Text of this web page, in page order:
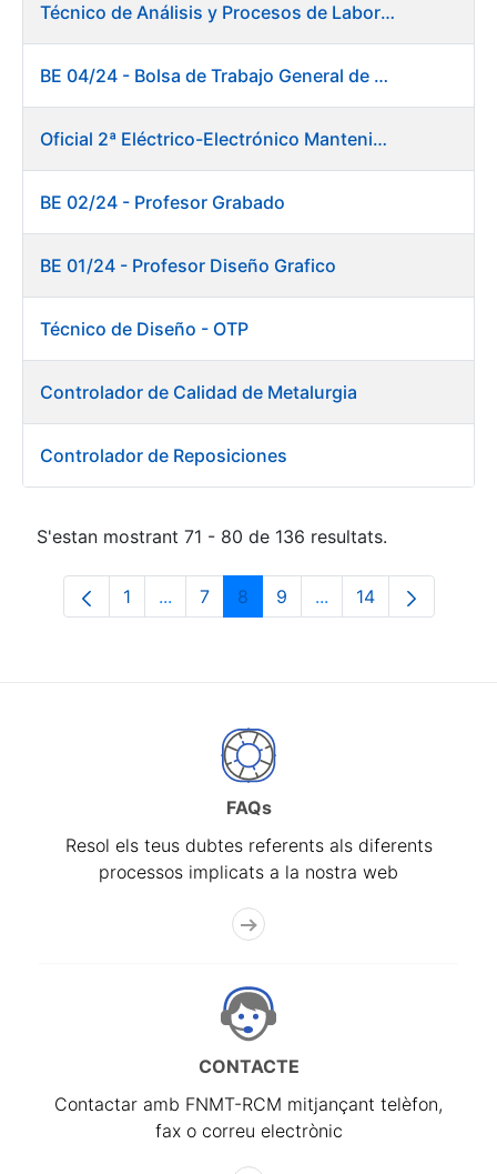
Mostra/Amaga Técnico de Análisis y Procesos de Laboratorio
BE 04/24 - Bolsa de Trabajo General de Producción. Fábrica de Papel
Oficial 2ª Eléctrico-Electrónico Mantenimiento Destacado
BE 02/24 - Profesor Grabado
BE 01/24 - Profesor Diseño Grafico
Técnico de Diseño - OTP
Controlador de Calidad de Metalurgia
Controlador de Reposiciones
S'estan mostrant 71 - 80 de 136 resultats.
Pàgina
1 ...Pàgines intermèdies Utilitzeu TAB per
Pàgina
7 Pàgina
8 Pàgina
9 ...PàginesPàgina
14
FAQs
Resol els teus dubtes referents als diferents
processos implicats a la nostra web
CONTACTE
Contactar amb FNMT-RCM mitjançant telèfon,
fax o correu electrònic